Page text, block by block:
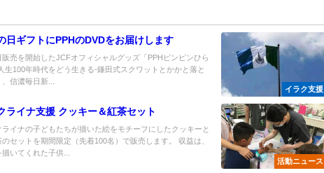
日ギフトにPPHのDVDをお届けします
販売を開始したJCFオフィシャルグッズ「PPHピンピンひら
生100年時代をどう生きる-鎌田式スクワットとかかと落と
、信濃毎日新...
イラク支援
ライナ支援 クッキー＆紅茶セット
ライナの子どもたちが描いた絵をモチーフにしたクッキーと
のセットを期間限定（先着100名）で販売します。 収益は、
描いてくれた子供...
活動ニュース